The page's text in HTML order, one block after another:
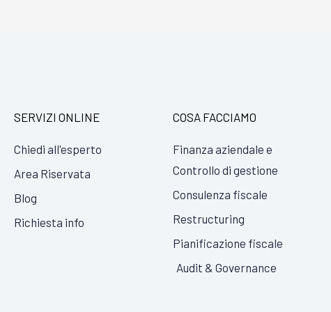
SERVIZI ONLINE
Chiedi all'esperto
Area Riservata
Blog
Richiesta info
COSA FACCIAMO
Finanza aziendale e
Controllo di gestione
Consulenza fiscale
Restructuring
Pianificazione fiscale
Audit & Governance